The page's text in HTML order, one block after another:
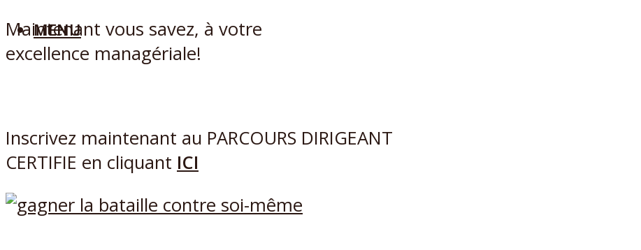
MENU
Maintenant vous savez, à votre
excellence managériale!
Inscrivez maintenant au PARCOURS DIRIGEANT
CERTIFIE en cliquant ICI